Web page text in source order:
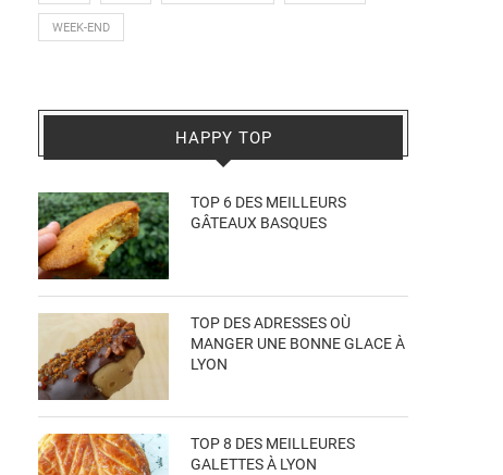
WEEK-END
HAPPY TOP
TOP 6 DES MEILLEURS
GÂTEAUX BASQUES
TOP DES ADRESSES OÙ
MANGER UNE BONNE GLACE À
LYON
TOP 8 DES MEILLEURES
GALETTES À LYON